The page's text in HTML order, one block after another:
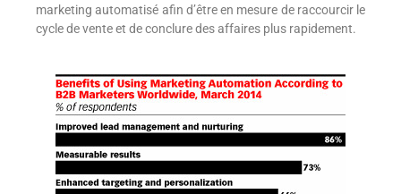
marketing automatisé afin d’être en mesure de raccourcir le
cycle de vente et de conclure des affaires plus rapidement.